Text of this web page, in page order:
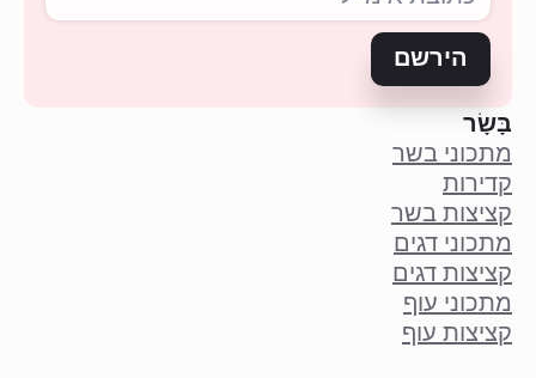
הירשם
בָּשָׂר
מתכוני בשר
קדירות
קציצות בשר
מתכוני דגים
קציצות דגים
מתכוני עוף
קציצות עוף